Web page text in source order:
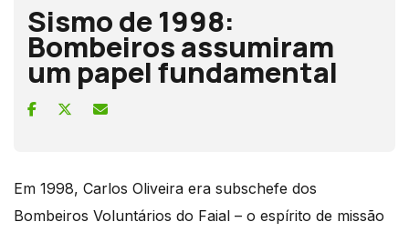
Sismo de 1998:
Bombeiros assumiram
um papel fundamental
Em 1998, Carlos Oliveira era subschefe dos
Bombeiros Voluntários do Faial – o espírito de missão